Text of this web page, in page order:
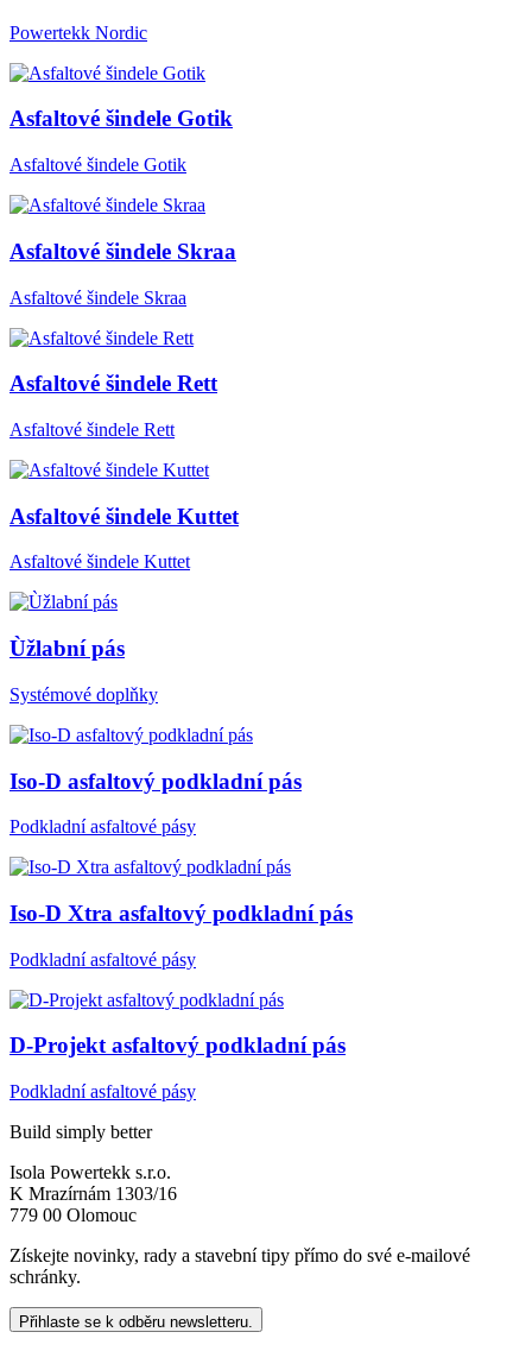
Powertekk Nordic
Asfaltové šindele Gotik
Asfaltové šindele Gotik
Asfaltové šindele Skraa
Asfaltové šindele Skraa
Asfaltové šindele Rett
Asfaltové šindele Rett
Asfaltové šindele Kuttet
Asfaltové šindele Kuttet
Ùžlabní pás
Systémové doplňky
Iso-D asfaltový podkladní pás
Podkladní asfaltové pásy
Iso-D Xtra asfaltový podkladní pás
Podkladní asfaltové pásy
D-Projekt asfaltový podkladní pás
Podkladní asfaltové pásy
Build simply better
Isola Powertekk s.r.o.
K Mrazírnám 1303/16
779 00 Olomouc
Získejte novinky, rady a stavební tipy přímo do své e-mailové
schránky.
Přihlaste se k odběru newsletteru.